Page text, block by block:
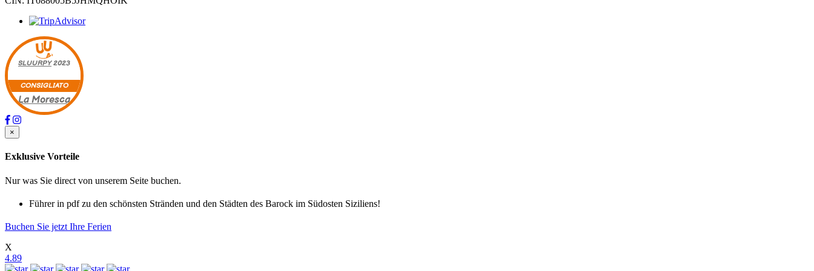
SLUURPY2023
CONSIGLIATO
La Moresca
×
Exklusive Vorteile
Nur was Sie direct von unserem Seite buchen.
Führer in pdf zu den schönsten Stränden und den Städten des Barock im Südosten Siziliens!
Buchen Sie jetzt Ihre Ferien
X
4.89